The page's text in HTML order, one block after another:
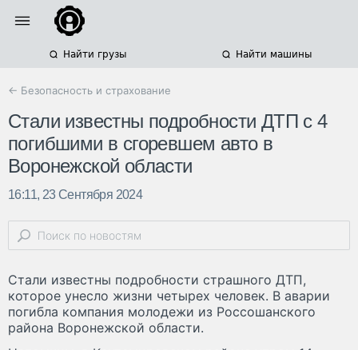
Найти грузы Найти машины
← Безопасность и страхование
Стали известны подробности ДТП с 4
погибшими в сгоревшем авто в
Воронежской области
16:11, 23 Сентября 2024
Стали известны подробности страшного ДТП,
которое унесло жизни четырех человек. В аварии
погибла компания молодежи из Россошанского
района Воронежской области.